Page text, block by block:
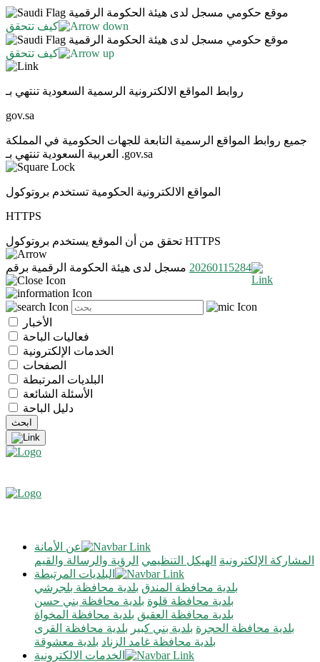
موقع حكومي مسجل لدى هيئة الحكومة الرقمية
كيف تتحقق
موقع حكومي مسجل لدى هيئة الحكومة الرقمية
كيف تتحقق
روابط المواقع الالكترونية الرسمية السعودية تنتهي بـ
gov.sa
جميع روابط المواقع الرسمية التابعة للجهات الحكومية في المملكة
العربية السعودية تنتهي بـ .gov.sa
المواقع الالكترونية الحكومية تستخدم بروتوكول
HTTPS
تحقق من أن الموقع يستخدم بروتوكول HTTPS
مسجل لدى هيئة الحكومة الرقمية برقم 20260115284
الأخبار
فعاليات الباحة
الخدمات الإلكترونية
الصفحات
البلديات المرتبطة
الأسئلة الشائعة
دليل الباحة
عن الأمانة
الرؤية والرسالة والقيم الهيكل التنظيمي المشاركة الإلكترونية
البلديات المرتبطة
بلدية محافظة بلجرشي بلدية محافظة المندق
بلدية محافظة بني حسن بلدية محافظة قلوة
بلدية محافظة المخواة بلدية محافظة العقيق
بلدية محافظة القرى بلدية بني كبير بلدية محافظة الحجرة
بلدية معشوقة بلدية محافظة غامد الزناد
الخدمات الالكترونية